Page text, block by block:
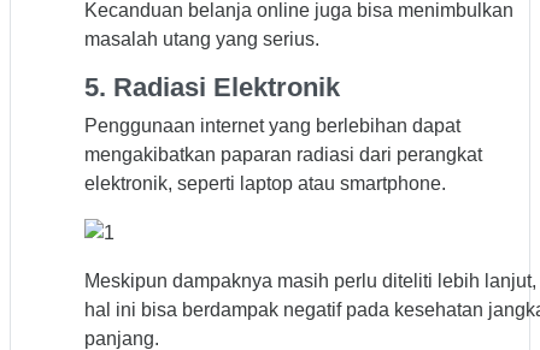
Kecanduan belanja online juga bisa menimbulkan
masalah utang yang serius.
5. Radiasi Elektronik
Penggunaan internet yang berlebihan dapat
mengakibatkan paparan radiasi dari perangkat
elektronik, seperti laptop atau smartphone.
Meskipun dampaknya masih perlu diteliti lebih lanjut,
hal ini bisa berdampak negatif pada kesehatan
panjang.